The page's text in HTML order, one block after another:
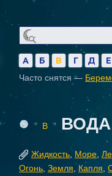
А Б В Г Д Е
Часто снятся —
В ВОДА
Жидкость Море
Огонь Земля ,Капля